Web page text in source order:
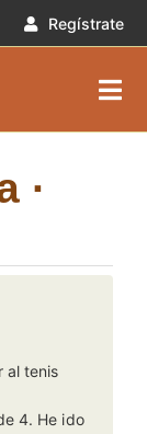
Regístrate
·
al tenis
4. He ido